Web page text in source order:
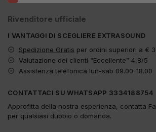
Rivenditore ufficiale
I VANTAGGI DI SCEGLIERE EXTRASOUND
Spedizione Gratis per ordini superiori a €
Valutazione dei clienti “Eccellente” 4,8/5
Assistenza telefonica lun-sab 09.00-18.00
CONTATTACI SU WHATSAPP 3334188754
Approfitta della nostra esperienza, contatta
per qualsiasi dubbio o domanda.